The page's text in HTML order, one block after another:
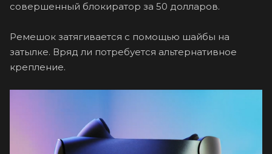
совершенный блокиратор за 50 долларов.
Ремешок затягивается с помощью шайбы на
затылке. Вряд ли потребуется альтернативное
крепление.